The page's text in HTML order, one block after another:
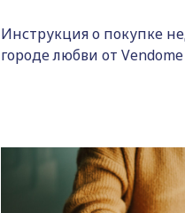
Инструкция о покупке
городе любви от